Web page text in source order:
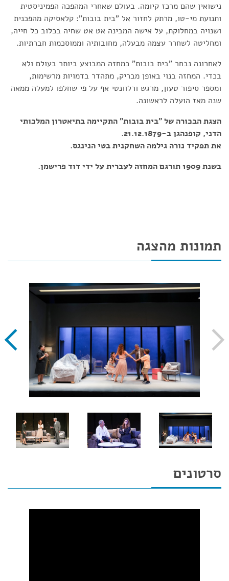
נישואין שהם מרכז קיומה. בעולם שאחרי המהפכה הפמיניסטית
ותנועת מי-טו, מרתק לחזור אל "בית בובות": קלאסיקה מהפכנית
ושנויה במחלוקת, על אישה המבינה אט אט שחיה בכלוב כל חייה,
ומחליטה לשחרר עצמה מבעלה, מחובותיה וממוסכמות חברתיות.
לאחרונה נבחר "בית בובות" כמחזה המבוצע ביותר בעולם ולא
בכדי. המחזה בנוי באופן מבריק, מתהדר בדמויות מרשימות,
ומספר סיפור טעון, מרגש ורלוונטי אף על פי שחלפו למעלה ממאה
שנה מאז הועלה לראשונה.
הצגת הבכורה של "בית בובות" התקיימה בתיאטרון המלכותי
הדני, קופנהגן ב-21.12.1879.
את תפקיד נורה גילמה השחקנית בטי הנינגס.
בשנת 1909 תורגם המחזה לעברית על ידי דוד פרישמן.
תמונות מהצגה
סרטונים